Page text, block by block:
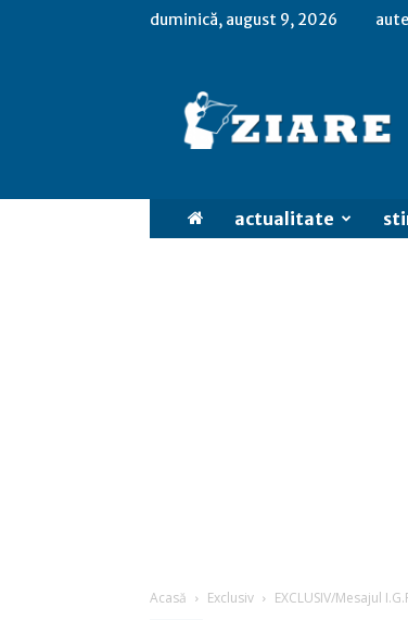
duminică, august 9, 2026
actualitate
Acasă Exclusiv EXCLUSIV/Mesajul